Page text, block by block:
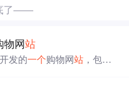
了——
物网站
发的一个购物网站 ，包括